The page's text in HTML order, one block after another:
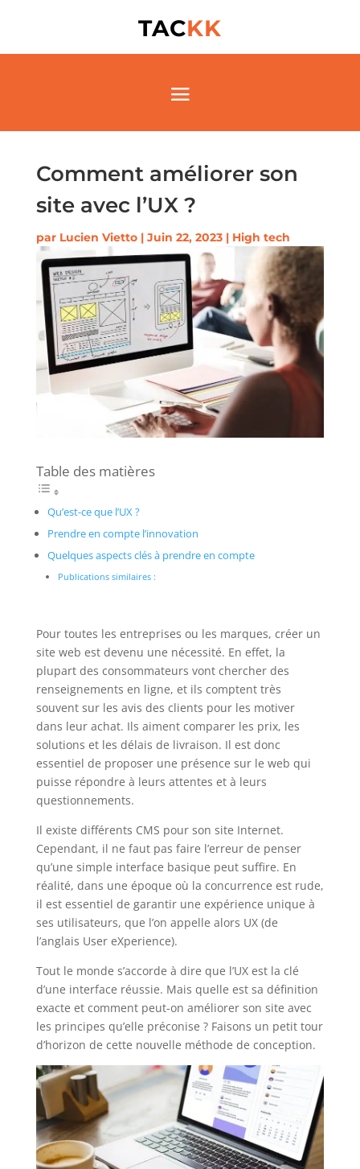
TACKK
Comment améliorer son
site avec l’UX ?
par Lucien Vietto| Juin 22, 2023| High tech
Table des matières
Qu’est-ce que l’UX ?
Prendre en compte l’innovation
Quelques aspects clés à prendre en compte
Publications similaires :
Pour toutes les entreprises ou les marques, créer un
site web est devenu une nécessité. En effet, la
plupart des consommateurs vont chercher des
renseignements en ligne, et ils comptent très
souvent sur les avis des clients pour les motiver
dans leur achat. Ils aiment comparer les prix, les
solutions et les délais de livraison. Il est donc
essentiel de proposer une présence sur le web qui
puisse répondre à leurs attentes et à leurs
questionnements.
Il existe différents CMS pour son site Internet.
Cependant, il ne faut pas faire l’erreur de penser
qu’une simple interface basique peut suffire. En
réalité, dans une époque où la concurrence est rude,
il est essentiel de garantir une expérience unique à
ses utilisateurs, que l’on appelle alors UX (de
l’anglais User eXperience).
Tout le monde s’accorde à dire que l’UX est la clé
d’une interface réussie. Mais quelle est sa définition
exacte et comment peut-on améliorer son site avec
les principes qu’elle préconise ? Faisons un petit tour
d’horizon de cette nouvelle méthode de conception.